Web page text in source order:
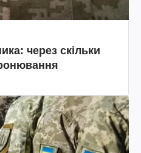
через скільки